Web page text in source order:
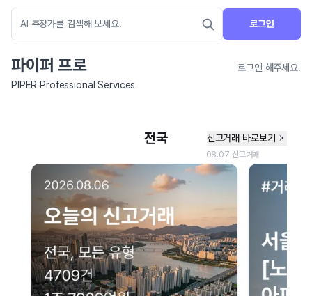
로그인
파이퍼 프로
로그인 해주세요.
PIPER Professional Services
네이버 지도 연결 안내